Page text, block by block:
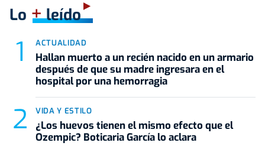
Lo +leído
ACTUALIDAD
Hallan muerto a un recién nacido en un armario
después de que su madre ingresara en el
hospital por una hemorragia
VIDA Y ESTILO
¿Los huevos tienen el mismo efecto que el
Ozempic? Boticaria García lo aclara